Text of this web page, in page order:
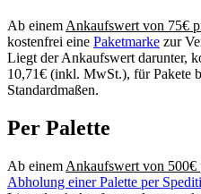
Ab einem Ankaufswert von 75€
kostenfrei eine Paketmarke zur
Liegt der Ankaufswert darunter,
10,71€ (inkl. MwSt.), für Pakete
Standardmaßen.
Per Palette
Ab einem Ankaufswert von 500€
Abholung einer Palette per